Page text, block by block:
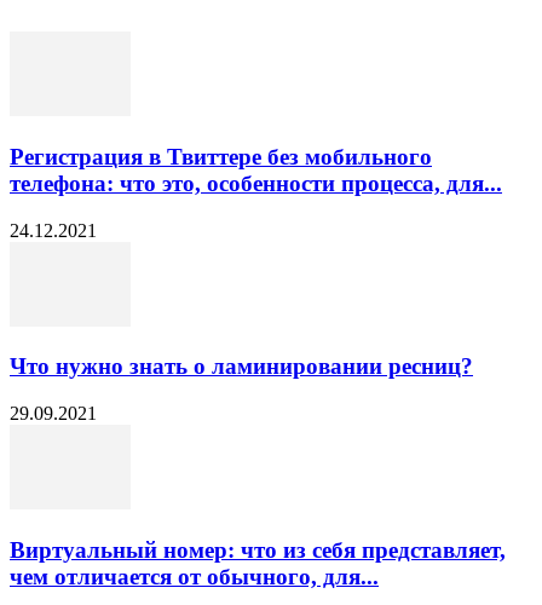
Регистрация в Твиттере без мобильного
телефона: что это, особенности процесса, для...
24.12.2021
Что нужно знать о ламинировании ресниц?
29.09.2021
Виртуальный номер: что из себя представляет,
чем отличается от обычного, для...